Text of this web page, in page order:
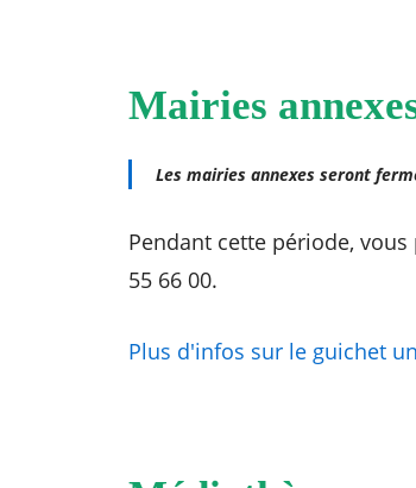
Mairies
Les mairies annexes seront
Pendant cette période,
55 66 00.
Plus d'infos sur le guichet